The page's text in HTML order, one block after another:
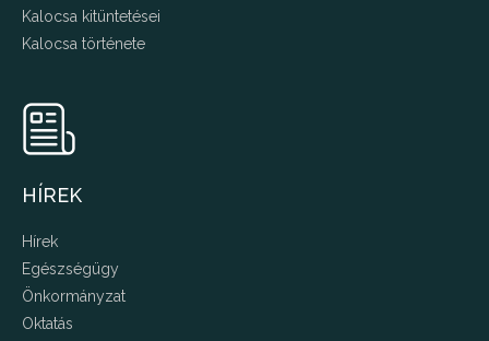
Kalocsa kitüntetései
Kalocsa története
HÍREK
Hírek
Egészségügy
Önkormányzat
Oktatás